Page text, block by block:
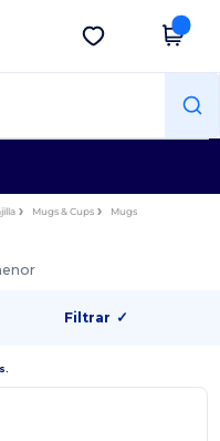
Descargar app
Mugs & Cups Mugs
Filtrar ✓